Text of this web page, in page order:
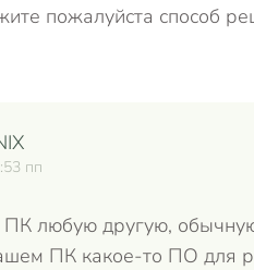
пожалуйста способ
пп
любую другую,
ПК какое-то ПО для